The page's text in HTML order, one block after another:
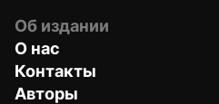
Об издании
О нас
Контакты
Авторы